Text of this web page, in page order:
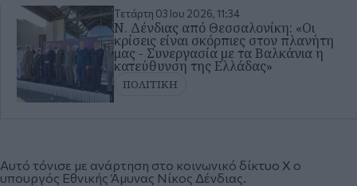
Τετάρτη 03 Ιου 2026, 11:34
Ν. Δένδιας από Θεσσαλονίκη: «Οι
κρίσεις είναι σκόρπιες στον πλανήτη
μας - Συνεργασία με τα Βαλκάνια η
κατεύθυνση της Ελλάδας»
ΠΟΛΙΤΙΚΗ
Αυτό τόνισε με ανάρτηση στο κοινωνικό δίκτυο Χ ο
υπουργός Εθνικής Άμυνας Νίκος Δένδιας.